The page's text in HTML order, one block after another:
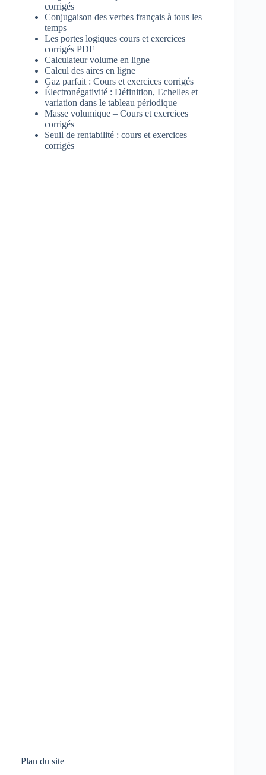
corrigés
Conjugaison des verbes français à tous les
temps
Les portes logiques cours et exercices
corrigés PDF
Calculateur volume en ligne
Calcul des aires en ligne
Gaz parfait : Cours et exercices corrigés
Électronégativité : Définition, Echelles et
variation dans le tableau périodique
Masse volumique – Cours et exercices
corrigés
Seuil de rentabilité : cours et exercices
corrigés
Plan du site